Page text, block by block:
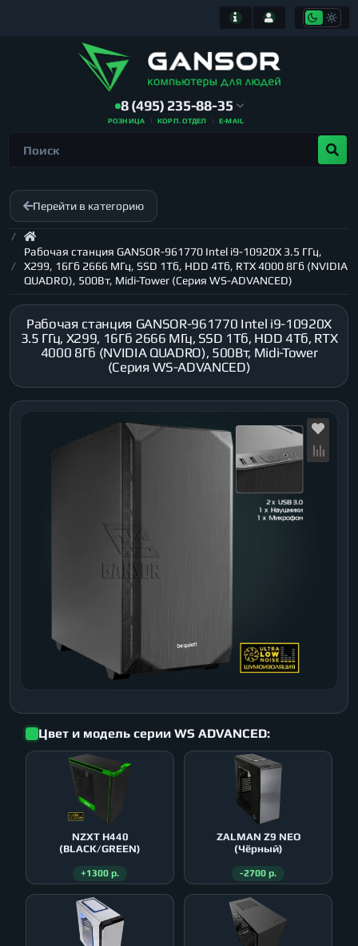
8 (495) 235-88-35
РОЗНИЦА КОРП. ОТДЕЛ E-MAIL
Перейти в категорию
Рабочая станция GANSOR-961770 Intel i9-10920X 3.5 ГГц,
X299, 16Гб 2666 МГц, SSD 1Тб, HDD 4Тб, RTX 4000 8Гб (NVIDIA
QUADRO), 500Вт, Midi-Tower (Серия WS-ADVANCED)
Рабочая станция GANSOR-961770 Intel i9-10920X
3.5 ГГц, X299, 16Гб 2666 МГц, SSD 1Тб, HDD 4Тб, RTX
4000 8Гб (NVIDIA QUADRO), 500Вт, Midi-Tower
(Серия WS-ADVANCED)
Цвет и модель серии WS ADVANCED:
NZXT H440
(BLACK/GREEN)
+1300 р.
ZALMAN Z9 NEO
(Чёрный)
-2700 р.